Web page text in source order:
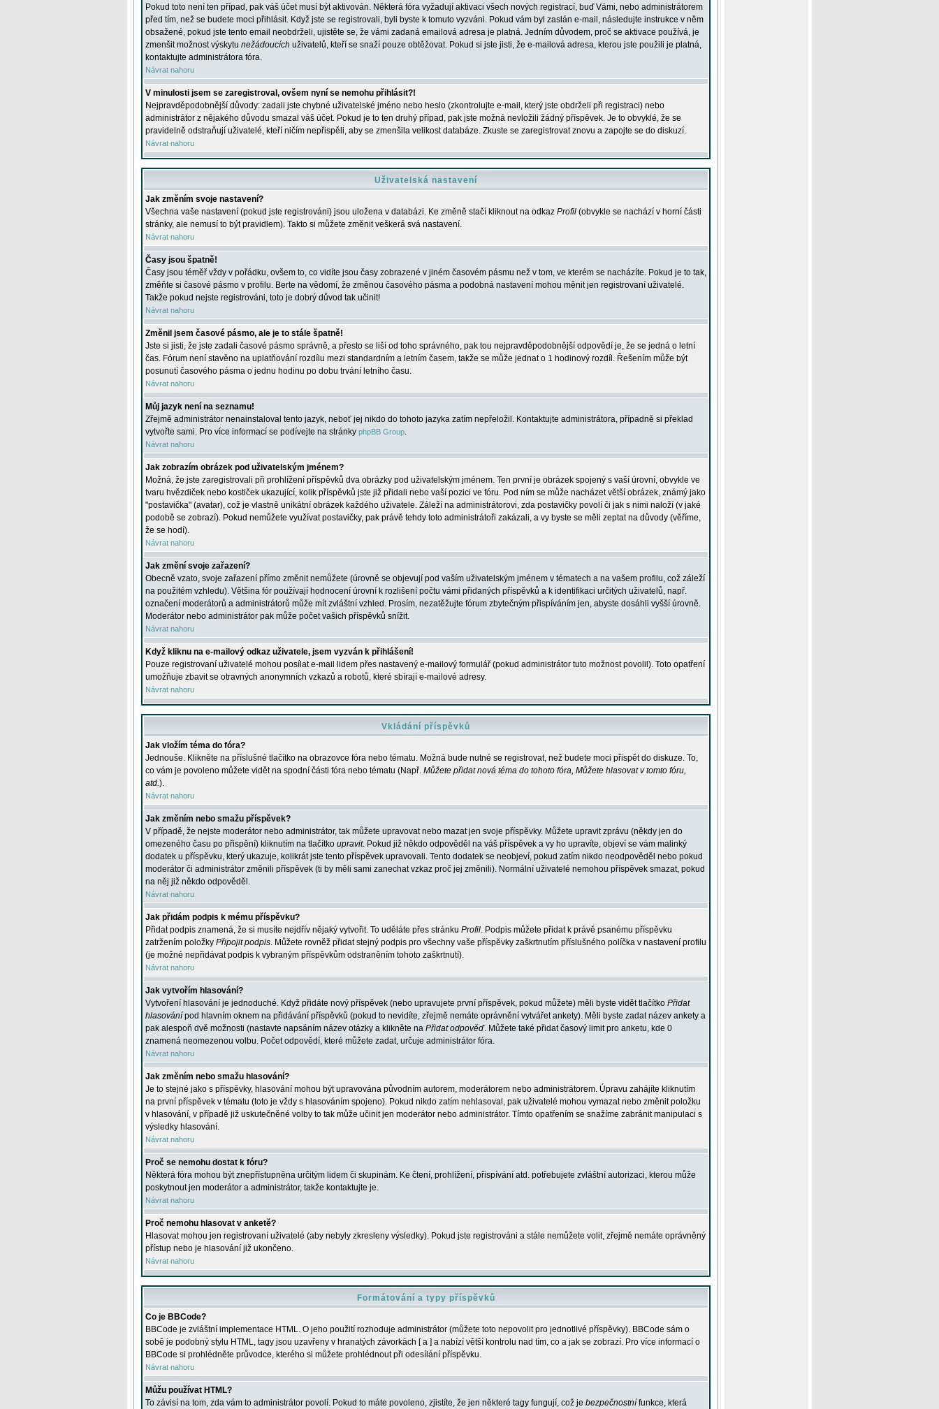
Pokud toto není ten případ, pak váš účet musí být aktivován. Některá fóra vyžadují aktivaci všech nových registrací, buď Vámi, nebo administrátorem
před tím, než se budete moci přihlásit. Když jste se registrovali, byli byste k tomuto vyzváni. Pokud vám byl zaslán e-mail, následujte instrukce v něm
obsažené, pokud jste tento email neobdrželi, ujistěte se, že vámi zadaná emailová adresa je platná. Jedním důvodem, proč se aktivace používá, je
zmenšit možnost výskytu nežádoucích uživatelů, kteří se snaží pouze obtěžovat. Pokud si jste jisti, že e-mailová adresa, kterou jste použili je platná,
kontaktujte administrátora fóra.
Návrat nahoru
V minulosti jsem se zaregistroval, ovšem nyní se nemohu přihlásit?!
Nejpravděpodobnější důvody: zadali jste chybné uživatelské jméno nebo heslo (zkontrolujte e-mail, který jste obdrželi při registraci) nebo
administrátor z nějakého důvodu smazal váš účet. Pokud je to ten druhý případ, pak jste možná nevložili žádný příspěvek. Je to obvyklé, že se
pravidelně odstraňují uživatelé, kteří ničím nepřispěli, aby se zmenšila velikost databáze. Zkuste se zaregistrovat znovu a zapojte se do diskuzí.
Návrat nahoru
Uživatelská nastavení
Jak změním svoje nastavení?
Všechna vaše nastavení (pokud jste registrováni) jsou uložena v databázi. Ke změně stačí kliknout na odkaz Profil (obvykle se nachází v horní části
stránky, ale nemusí to být pravidlem). Takto si můžete změnit veškerá svá nastavení.
Návrat nahoru
Časy jsou špatně!
Časy jsou téměř vždy v pořádku, ovšem to, co vidíte jsou časy zobrazené v jiném časovém pásmu než v tom, ve kterém se nacházíte. Pokud je to tak,
změňte si časové pásmo v profilu. Berte na vědomí, že změnou časového pásma a podobná nastavení mohou měnit jen registrovaní uživatelé.
Takže pokud nejste registrováni, toto je dobrý důvod tak učinit!
Návrat nahoru
Změnil jsem časové pásmo, ale je to stále špatně!
Jste si jisti, že jste zadali časové pásmo správně, a přesto se liší od toho správného, pak tou nejpravděpodobnější odpovědí je, že se jedná o letní
čas. Fórum není stavěno na uplatňování rozdílu mezi standardním a letním časem, takže se může jednat o 1 hodinový rozdíl. Řešením může být
posunutí časového pásma o jednu hodinu po dobu trvání letního času.
Návrat nahoru
Můj jazyk není na seznamu!
Zřejmě administrátor nenainstaloval tento jazyk, neboť jej nikdo do tohoto jazyka zatím nepřeložil. Kontaktujte administrátora, případně si překlad
vytvořte sami. Pro více informací se podívejte na stránky phpBB Group.
Návrat nahoru
Jak zobrazím obrázek pod uživatelským jménem?
Možná, že jste zaregistrovali při prohlížení příspěvků dva obrázky pod uživatelským jménem. Ten první je obrázek spojený s vaší úrovní, obvykle ve
tvaru hvězdiček nebo kostiček ukazující, kolik příspěvků jste již přidali nebo vaší pozici ve fóru. Pod ním se může nacházet větší obrázek, známý jako
"postavička" (avatar), což je vlastně unikátní obrázek každého uživatele. Záleží na administrátorovi, zda postavičky povolí či jak s nimi naloží (v jaké
podobě se zobrazí). Pokud nemůžete využívat postavičky, pak právě tehdy toto administrátoři zakázali, a vy byste se měli zeptat na důvody (věříme,
že se hodí).
Návrat nahoru
Jak změní svoje zařazení?
Obecně vzato, svoje zařazení přímo změnit nemůžete (úrovně se objevují pod vaším uživatelským jménem v tématech a na vašem profilu, což záleží
na použitém vzhledu). Většina fór používají hodnocení úrovní k rozlišení počtu vámi přidaných příspěvků a k identifikaci určitých uživatelů, např.
označení moderátorů a administrátorů může mít zvláštní vzhled. Prosím, nezatěžujte fórum zbytečným přispíváním jen, abyste dosáhli vyšší úrovně.
Moderátor nebo administrátor pak může počet vašich příspěvků snížit.
Návrat nahoru
Když kliknu na e-mailový odkaz uživatele, jsem vyzván k přihlášení!
Pouze registrovaní uživatelé mohou posílat e-mail lidem přes nastavený e-mailový formulář (pokud administrátor tuto možnost povolil). Toto opatření
umožňuje zbavit se otravných anonymních vzkazů a robotů, které sbírají e-mailové adresy.
Návrat nahoru
Vkládání příspěvků
Jak vložím téma do fóra?
Jednouše. Klikněte na příslušné tlačítko na obrazovce fóra nebo tématu. Možná bude nutné se registrovat, než budete moci přispět do diskuze. To,
co vám je povoleno můžete vidět na spodní části fóra nebo tématu (Např. Můžete přidat nová téma do tohoto fóra, Můžete hlasovat v tomto fóru,
atd.).
Návrat nahoru
Jak změním nebo smažu příspěvek?
V případě, že nejste moderátor nebo administrátor, tak můžete upravovat nebo mazat jen svoje příspěvky. Můžete upravit zprávu (někdy jen do
omezeného času po přispění) kliknutím na tlačítko upravit. Pokud již někdo odpověděl na váš příspěvek a vy ho upravíte, objeví se vám malinký
dodatek u příspěvku, který ukazuje, kolikrát jste tento příspěvek upravovali. Tento dodatek se neobjeví, pokud zatím nikdo neodpověděl nebo pokud
moderátor či administrátor změnili příspěvek (ti by měli sami zanechat vzkaz proč jej změnili). Normální uživatelé nemohou příspěvek smazat, pokud
na něj již někdo odpověděl.
Návrat nahoru
Jak přidám podpis k mému příspěvku?
Přidat podpis znamená, že si musíte nejdřív nějaký vytvořit. To uděláte přes stránku Profil. Podpis můžete přidat k právě psanému příspěvku
zatržením položky Připojit podpis. Můžete rovněž přidat stejný podpis pro všechny vaše příspěvky zaškrtnutím příslušného políčka v nastavení profilu
(je možné nepřidávat podpis k vybraným příspěvkům odstraněním tohoto zaškrtnutí).
Návrat nahoru
Jak vytvořím hlasování?
Vytvoření hlasování je jednoduché. Když přidáte nový příspěvek (nebo upravujete první příspěvek, pokud můžete) měli byste vidět tlačítko Přidat
hlasování pod hlavním oknem na přidávání příspěvků (pokud to nevidíte, zřejmě nemáte oprávnění vytvářet ankety). Měli byste zadat název ankety a
pak alespoň dvě možnosti (nastavte napsáním název otázky a klikněte na Přidat odpověď. Můžete také přidat časový limit pro anketu, kde 0
znamená neomezenou volbu. Počet odpovědí, které můžete zadat, určuje administrátor fóra.
Návrat nahoru
Jak změním nebo smažu hlasování?
Je to stejné jako s příspěvky, hlasování mohou být upravována původním autorem, moderátorem nebo administrátorem. Úpravu zahájíte kliknutím
na první příspěvek v tématu (toto je vždy s hlasováním spojeno). Pokud nikdo zatím nehlasoval, pak uživatelé mohou vymazat nebo změnit položku
v hlasování, v případě již uskutečněné volby to tak může učinit jen moderátor nebo administrátor. Tímto opatřením se snažíme zabránit manipulaci s
výsledky hlasování.
Návrat nahoru
Proč se nemohu dostat k fóru?
Některá fóra mohou být znepřístupněna určitým lidem či skupinám. Ke čtení, prohlížení, přispívání atd. potřebujete zvláštní autorizaci, kterou může
poskytnout jen moderátor a administrátor, takže kontaktujte je.
Návrat nahoru
Proč nemohu hlasovat v anketě?
Hlasovat mohou jen registrovaní uživatelé (aby nebyly zkresleny výsledky). Pokud jste registrováni a stále nemůžete volit, zřejmě nemáte oprávněný
přístup nebo je hlasování již ukončeno.
Návrat nahoru
Formátování a typy příspěvků
Co je BBCode?
BBCode je zvláštní implementace HTML. O jeho použití rozhoduje administrátor (můžete toto nepovolit pro jednotlivé příspěvky). BBCode sám o
sobě je podobný stylu HTML, tagy jsou uzavřeny v hranatých závorkách [ a ] a nabízí větší kontrolu nad tím, co a jak se zobrazí. Pro více informací o
BBCode si prohlédněte průvodce, kterého si můžete prohlédnout při odesílání příspěvku.
Návrat nahoru
Můžu používat HTML?
To závisí na tom, zda vám to administrátor povolí. Pokud to máte povoleno, zjistíte, že jen některé tagy fungují, což je bezpečnostní funkce, která